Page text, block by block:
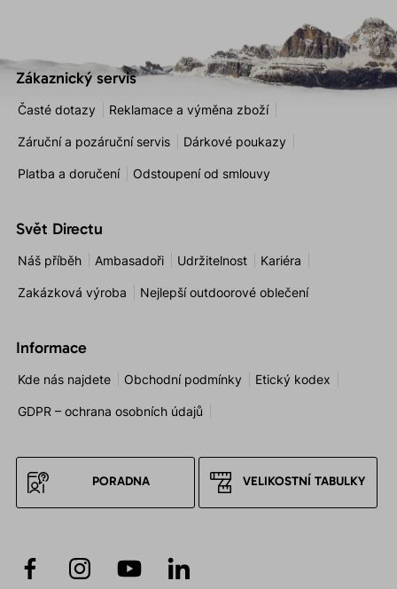
Zákaznický servis
Časté dotazy Reklamace a výměna zboží
Záruční a pozáruční servis Dárkové poukazy
Platba a doručení Odstoupení od smlouvy
Svět Directu
Náš příběh Ambasadoři Udržitelnost Kariéra
Zakázková výroba Nejlepší outdoorové oblečení
Informace
Kde nás najdete Obchodní podmínky Etický kodex
GDPR – ochrana osobních údajů
PORADNA VELIKOSTNÍ TABULKY